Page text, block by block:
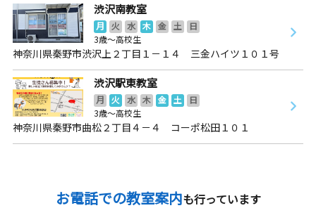
渋沢南教室
月 火 水 木 金 土
日
3歳～高校生
神奈川県秦野市渋沢上２丁目１－１４ 三金ハイツ１０１号
渋沢駅東教室
月 火 水 木 金 土
日
3歳～高校生
神奈川県秦野市曲松２丁目４－４ コーポ松田１０１
お電話での教室案内も行っています